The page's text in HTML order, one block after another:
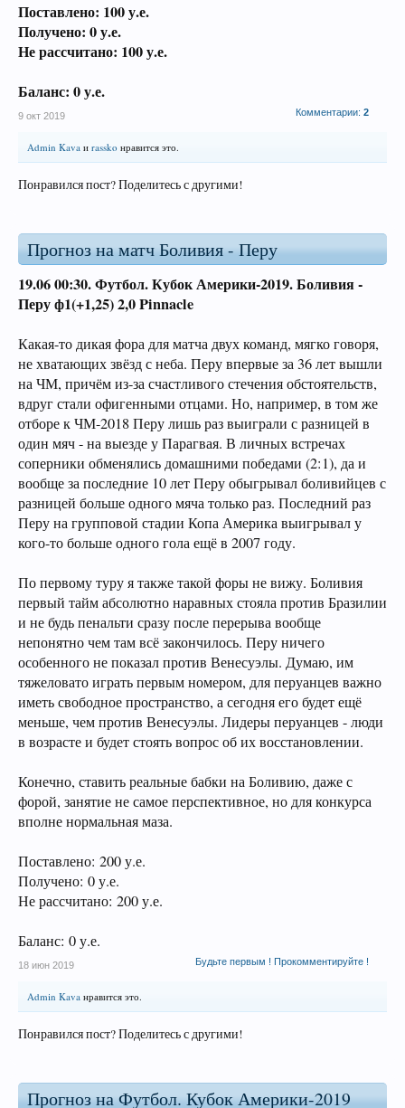
Поставлено: 100 у.е.
Получено: 0 у.е.
Не рассчитано: 100 у.е.
Баланс: 0 у.е.
Комментарии: 2
9 окт 2019
Admin Kava и rassko нравится это.
Понравился пост? Поделитесь с другими!
Прогноз на матч Боливия - Перу
19.06 00:30.Футбол. Кубок Америки-2019.Боливия -
Перу ф1(+1,25)2,0 Pinnacle
Какая-то дикая фора для матча двух команд, мягко говоря,
не хватающих звёзд с неба. Перу впервые за 36 лет вышли
на ЧМ, причём из-за счастливого стечения обстоятельств,
вдруг стали офигенными отцами. Но, например, в том же
отборе к ЧМ-2018 Перу лишь раз выиграли с разницей в
один мяч - на выезде у Парагвая. В личных встречах
соперники обменялись домашними победами (2:1), да и
вообще за последние 10 лет Перу обыгрывал боливийцев с
разницей больше одного мяча только раз. Последний раз
Перу на групповой стадии Копа Америка выигрывал у
кого-то больше одного гола ещё в 2007 году.
По первому туру я также такой форы не вижу. Боливия
первый тайм абсолютно наравных стояла против Бразилии
и не будь пенальти сразу после перерыва вообще
непонятно чем там всё закончилось. Перу ничего
особенного не показал против Венесуэлы. Думаю, им
тяжеловато играть первым номером, для перуанцев важно
иметь свободное пространство, а сегодня его будет ещё
меньше, чем против Венесуэлы. Лидеры перуанцев - люди
в возрасте и будет стоять вопрос об их восстановлении.
Конечно, ставить реальные бабки на Боливию, даже с
форой, занятие не самое перспективное, но для конкурса
вполне нормальная маза.
Поставлено: 200 у.е.
Получено: 0 у.е.
Не рассчитано: 200 у.е.
Баланс: 0 у.е.
Будьте первым ! Прокомментируйте !
18 июн 2019
Admin Kava нравится это.
Понравился пост? Поделитесь с другими!
Прогноз на Футбол. Кубок Америки-2019